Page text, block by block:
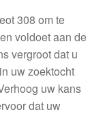
308 om te
voldoet aan de
vergroot dat u
uw zoektocht
uw kans
dat uw